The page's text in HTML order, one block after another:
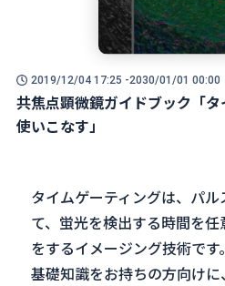
2019/12/04 17:25 -2030/01/01 00:00
共焦点顕微鏡ガイドブック「
使いこなす」
タイムゲーティングは、パ
て、蛍光を検出する時間を
をするイメージング技術で
基礎知識をお持ちの方向け